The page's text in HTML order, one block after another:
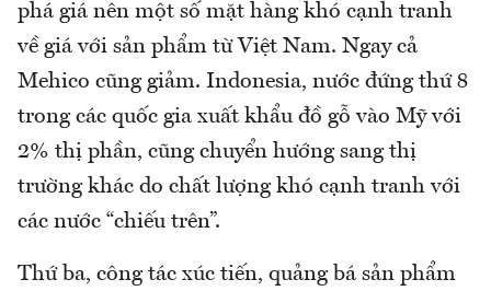
phá giá nên một số mặt hàng khó cạnh tranh
về giá với sản phẩm từ Việt Nam. Ngay cả
Mehico cũng giảm. Indonesia, nước đứng thứ 8
trong các quốc gia xuất khẩu đồ gỗ vào Mỹ với
2% thị phần, cũng chuyển hướng sang thị
trường khác do chất lượng khó cạnh tranh với
các nước “chiếu trên”.
Thứ ba, công tác xúc tiến, quảng bá sản phẩm